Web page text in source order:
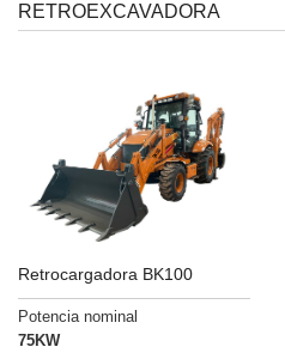
RETROEXCAVADORA
Retrocargadora BK100
Potencia nominal
75KW